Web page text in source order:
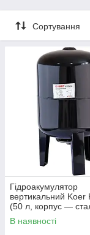
Сортування
Гідроакумулятор
вертикальний Koer
(50 л, корпус —
(KB0013) —
В наявності